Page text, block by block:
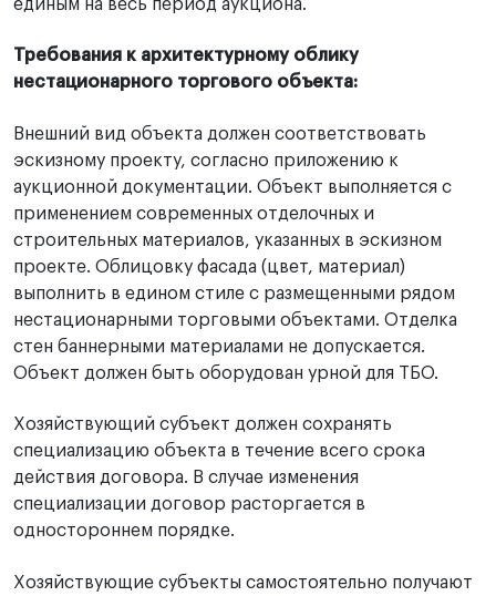
единым на весь период аукциона.
Требования к архитектурному облику
нестационарного торгового объекта:
Внешний вид объекта должен соответствовать
эскизному проекту, согласно приложению к
аукционной документации. Объект выполняется с
применением современных отделочных и
строительных материалов, указанных в эскизном
проекте. Облицовку фасада (цвет, материал)
выполнить в едином стиле с размещенными рядом
нестационарными торговыми объектами. Отделка
стен баннерными материалами не допускается.
Объект должен быть оборудован урной для ТБО.
Хозяйствующий субъект должен сохранять
специализацию объекта в течение всего срока
действия договора. В случае изменения
специализации договор расторгается в
одностороннем порядке.
Хозяйствующие субъекты самостоятельно получают